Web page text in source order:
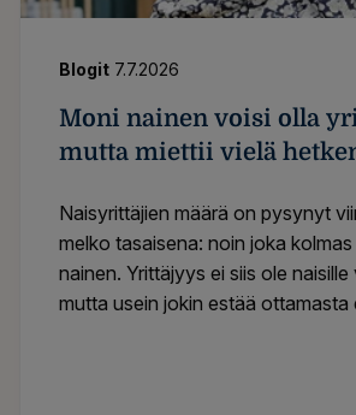
Blogit 7.7.2026
Moni nainen voisi olla
mutta miettii vielä
Naisyrittäjien määrä on pysynyt
melko tasaisena: noin joka
nainen. Yrittäjyys ei siis ole naisille
mutta usein jokin estää ottamasta